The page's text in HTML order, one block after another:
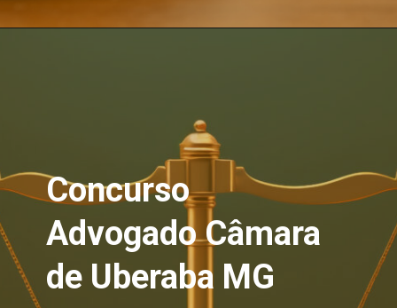
Concurso
Advogado Câmara
de Uberaba MG